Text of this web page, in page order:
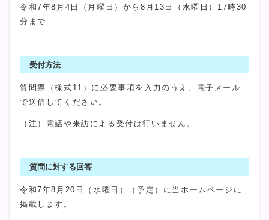
令和7年8月4日（月曜日）から8月13日（水曜日）17時30
分まで
受付方法
質問票（様式11）に必要事項を入力のうえ、電子メール
で送信してください。
（注）電話や来訪による受付は行いません。
質問に対する回答
令和7年8月20日（水曜日）（予定）に当ホームページに
掲載します。